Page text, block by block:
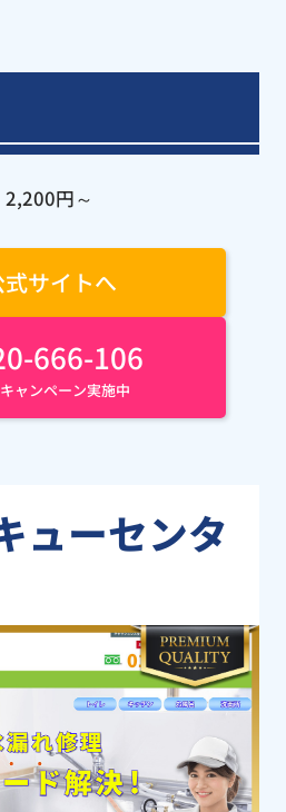
2,200円～
式サイトへ
666-106
ャンペーン実施中
ューセンタ